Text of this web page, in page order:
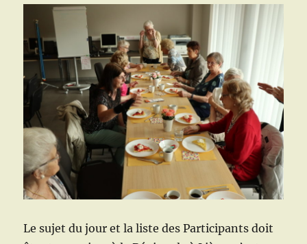
Le sujet du jour et la liste des Participants doit